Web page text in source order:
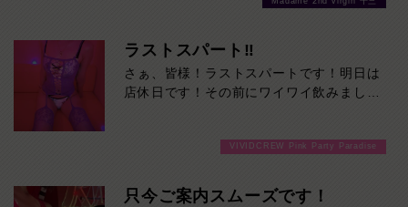
ラストスパート‼
さぁ、皆様！ラストスパートです！明日は
店休日です！その前にワイワイ飲みましょ
VIVIDCREW Pink Party Paradise
只今ご案内スムーズです！